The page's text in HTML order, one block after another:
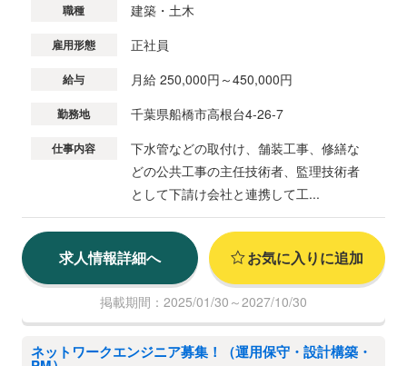
職種 建築・土木
雇用形態 正社員
給与 月給 250,000円～450,000円
勤務地 千葉県船橋市高根台4-26-7
仕事内容
下水管などの取付け、舗装工事、修繕な
どの公共工事の主任技術者、監理技術者
として下請け会社と連携して工...
求人情報詳細へ お気に入りに追加
掲載期間：2025/01/30～2027/10/30
ネットワークエンジニア募集！（運用保守・設計構築・